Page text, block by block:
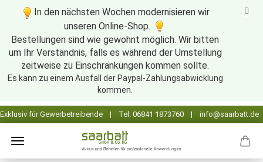
In den nächsten Wochen modernisieren wir
unseren Online-Shop.
Bestellungen sind wie gewohnt möglich. Wir bitten
um Ihr Verständnis, falls es während der Umstellung
zeitweise zu Einschränkungen kommen sollte.
Es kann zu einem Ausfall der Paypal-Zahlungsabwicklung
kommen.